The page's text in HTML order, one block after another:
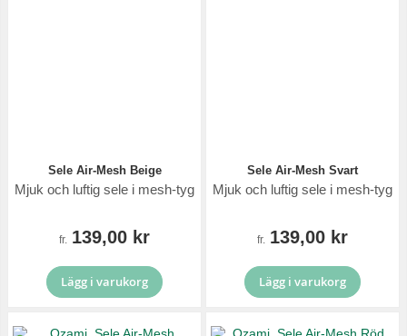
Sele Air-Mesh Beige
Mjuk och luftig sele i mesh-tyg
fr. 139,00 kr
Lägg i varukorg
Sele Air-Mesh Svart
Mjuk och luftig sele i mesh-tyg
fr. 139,00 kr
Lägg i varukorg